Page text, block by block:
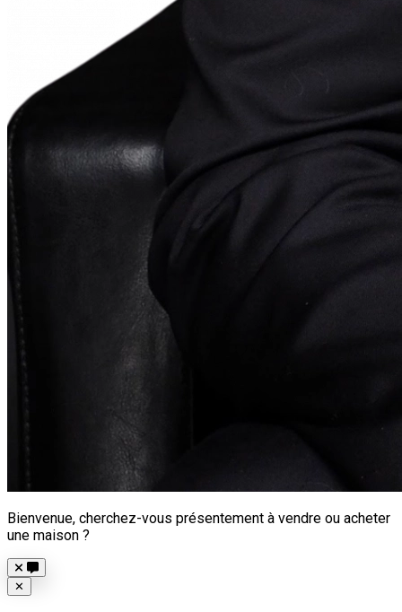
Bienvenue, cherchez-vous présentement à vendre ou acheter
une maison ?
Close
✕